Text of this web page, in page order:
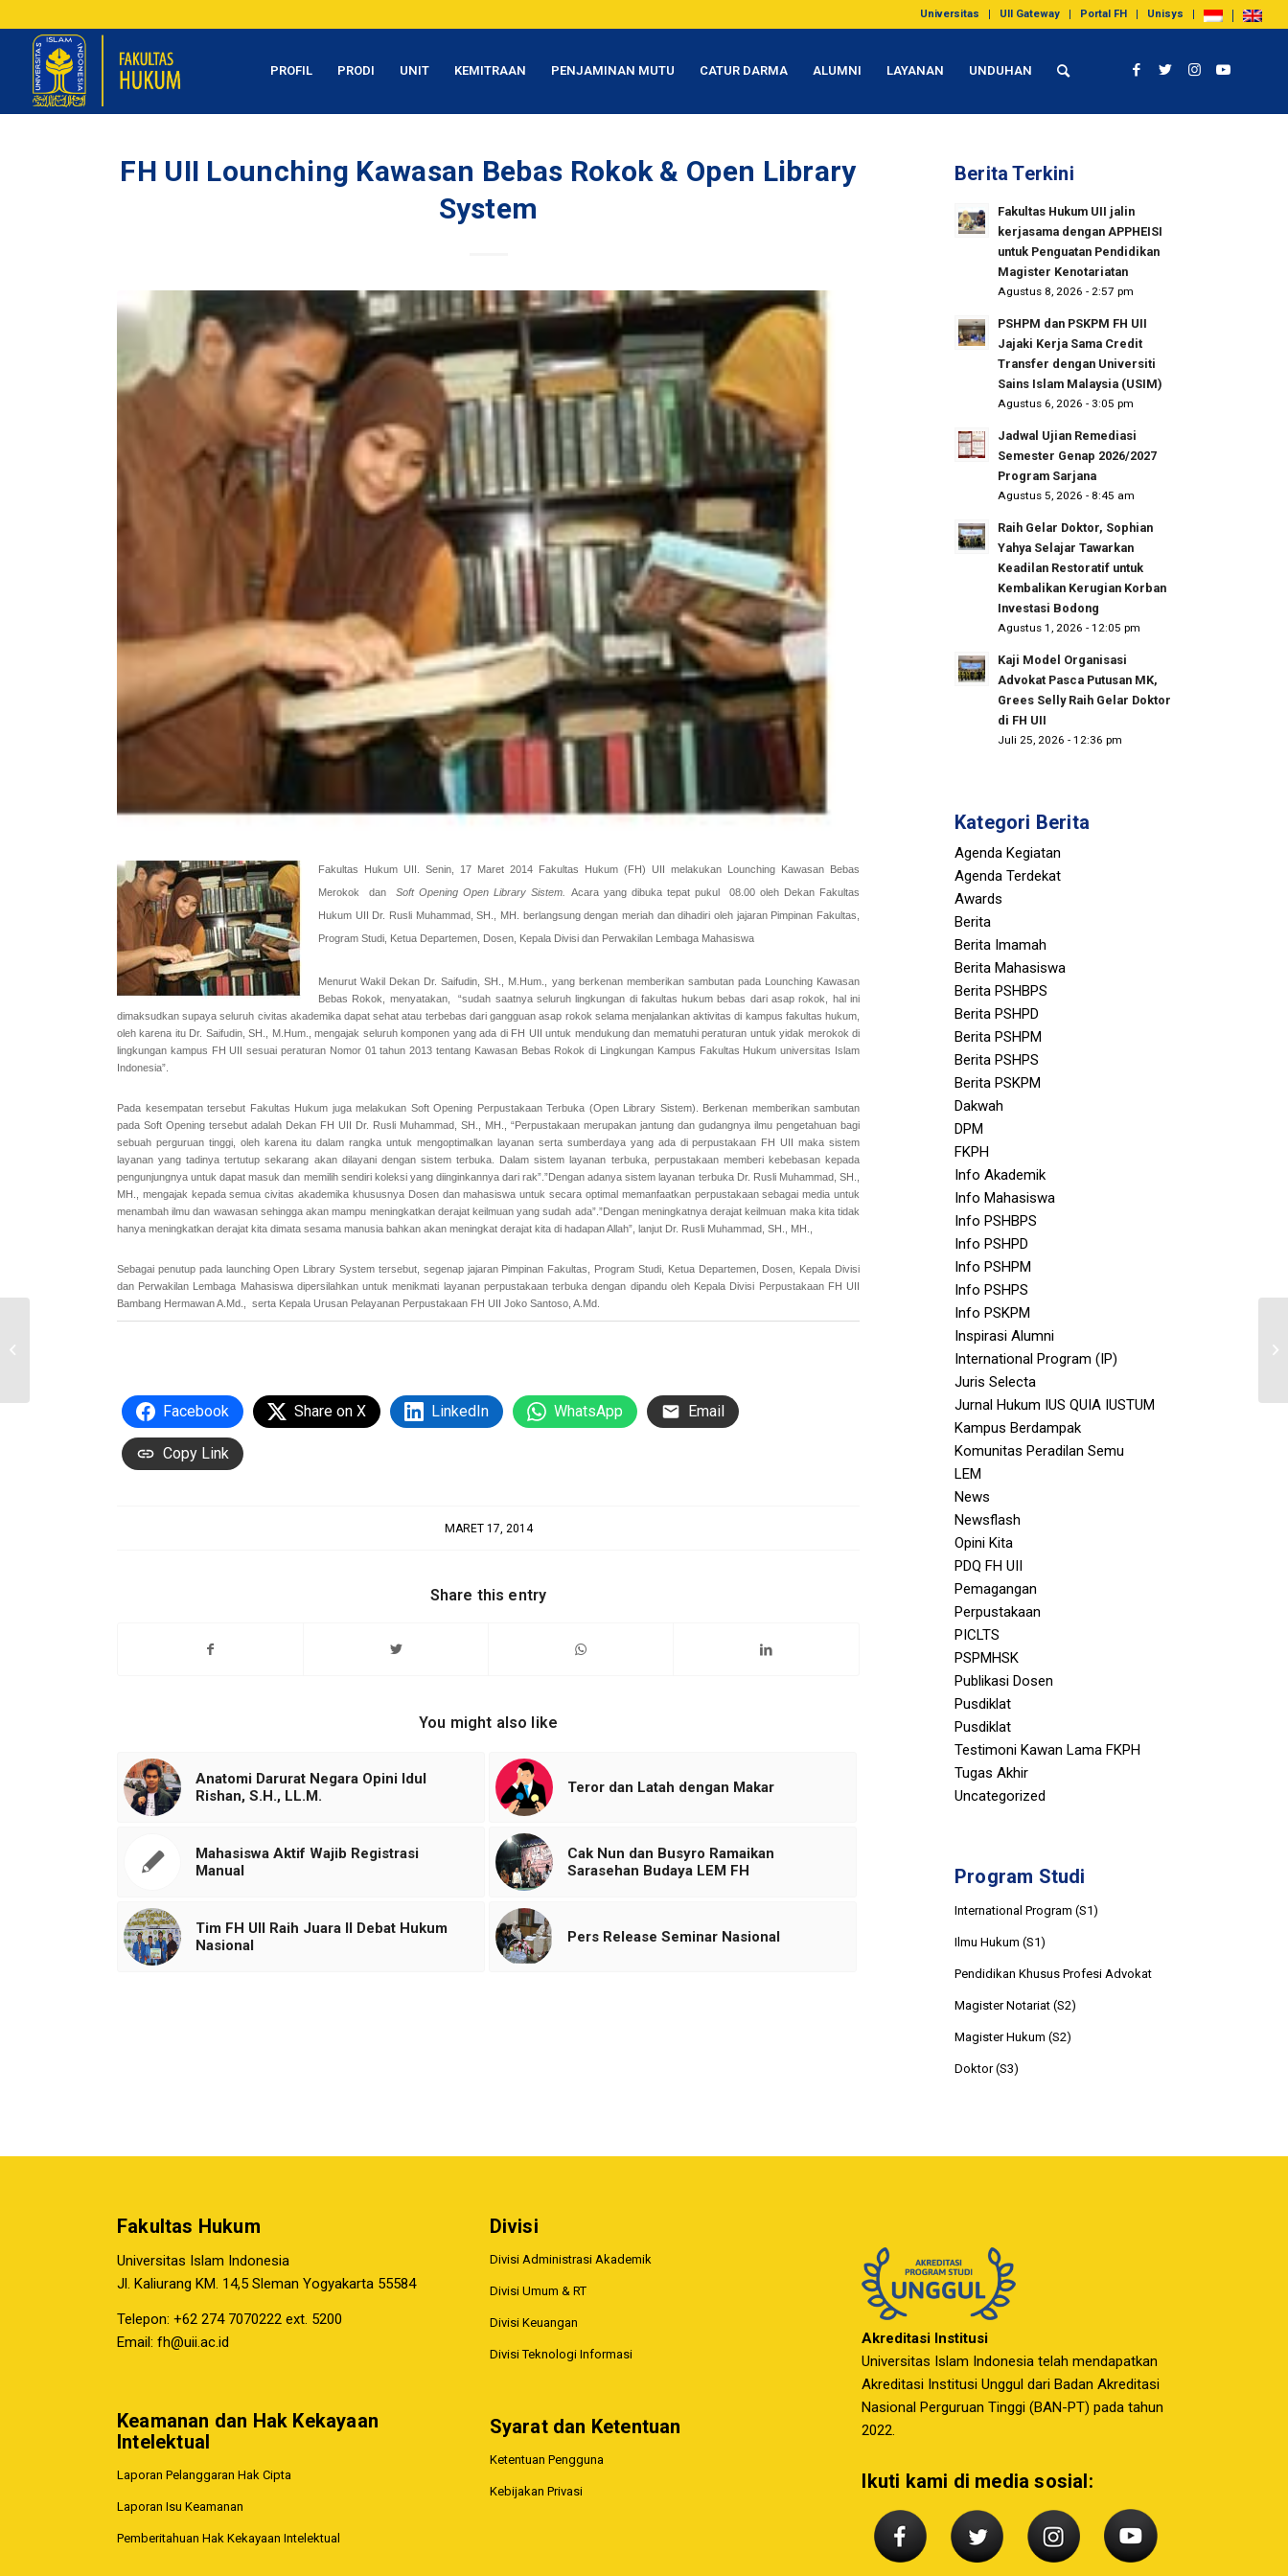
Universitas UII Gateway Portal FH Unisys
PROFIL PRODI UNIT KEMITRAAN PENJAMINAN MUTU CATUR DARMA ALUMNI LAYANAN UNDUHAN
FH UII Lounching Kawasan Bebas Rokok & Open Library
System
Fakultas Hukum UII. Senin, 17 Maret 2014 Fakultas Hukum (FH) UII melakukan Lounching Kawasan Bebas
Merokok danSoft Opening Open Library Sistem. Acara yang dibuka tepat pukul 08.00 oleh Dekan Fakultas
Hukum UII Dr. Rusli Muhammad, SH., MH. berlangsung dengan meriah dan dihadiri oleh jajaran Pimpinan Fakultas,
Program Studi, Ketua Departemen, Dosen, Kepala Divisi dan Perwakilan Lembaga Mahasiswa
Menurut Wakil Dekan Dr. Saifudin, SH., M.Hum., yang berkenan memberikan sambutan pada Lounching Kawasan
Bebas Rokok, menyatakan, “sudah saatnya seluruh lingkungan di fakultas hukum bebas dari asap rokok, hal ini
dimaksudkan supaya seluruh civitas akademika dapat sehat atau terbebas dari gangguan asap rokok selama menjalankan aktivitas di kampus fakultas hukum,
oleh karena itu Dr. Saifudin, SH., M.Hum., mengajak seluruh komponen yang ada di FH UII untuk mendukung dan mematuhi peraturan untuk yidak merokok di
lingkungan kampus FH UII sesuai peraturan Nomor 01 tahun 2013 tentang Kawasan Bebas Rokok di Lingkungan Kampus Fakultas Hukum universitas Islam
Indonesia”.
Pada kesempatan tersebut Fakultas Hukum juga melakukan Soft Opening Perpustakaan Terbuka (Open Library Sistem). Berkenan memberikan sambutan
pada Soft Opening tersebut adalah Dekan FH UII Dr. Rusli Muhammad, SH., MH., “Perpustakaan merupakan jantung dan gudangnya ilmu pengetahuan bagi
sebuah perguruan tinggi, oleh karena itu dalam rangka untuk mengoptimalkan layanan serta sumberdaya yang ada di perpustakaan FH UII maka sistem
layanan yang tadinya tertutup sekarang akan dilayani dengan sistem terbuka. Dalam sistem layanan terbuka, perpustakaan memberi kebebasan kepada
pengunjungnya untuk dapat masuk dan memilih sendiri koleksi yang diinginkannya dari rak”.”Dengan adanya sistem layanan terbuka Dr. Rusli Muhammad, SH.,
MH., mengajak kepada semua civitas akademika khususnya Dosen dan mahasiswa untuk secara optimal memanfaatkan perpustakaan sebagai media untuk
menambah ilmu dan wawasan sehingga akan mampu meningkatkan derajat keilmuan yang sudah ada”.”Dengan meningkatnya derajat keilmuan maka kita tidak
hanya meningkatkan derajat kita dimata sesama manusia bahkan akan meningkat derajat kita di hadapan Allah”, lanjut Dr. Rusli Muhammad, SH., MH.,
Sebagai penutup pada launching Open Library System tersebut, segenap jajaran Pimpinan Fakultas, Program Studi, Ketua Departemen, Dosen, Kepala Divisi
dan Perwakilan Lembaga Mahasiswa dipersilahkan untuk menikmati layanan perpustakaan terbuka dengan dipandu oleh Kepala Divisi Perpustakaan FH UII
Bambang Hermawan A.Md., serta Kepala Urusan Pelayanan Perpustakaan FH UII Joko Santoso, A.Md.
Facebook Share on X LinkedIn WhatsApp Email
Copy Link
MARET 17, 2014
Share this entry
You might also like
Anatomi Darurat Negara Opini Idul
Rishan, S.H., LL.M.
Teror dan Latah dengan Makar
Mahasiswa Aktif Wajib Registrasi
Manual
Cak Nun dan Busyro Ramaikan
Sarasehan Budaya LEM FH
Tim FH UII Raih Juara II Debat Hukum
Nasional
Pers Release Seminar Nasional
Berita Terkini
Fakultas Hukum UII jalin
kerjasama dengan APPHEISI
untuk Penguatan Pendidikan
Magister Kenotariatan
Agustus 8, 2026 - 2:57 pm
PSHPM dan PSKPM FH UII
Jajaki Kerja Sama Credit
Transfer dengan Universiti
Sains Islam Malaysia (USIM)
Agustus 6, 2026 - 3:05 pm
Jadwal Ujian Remediasi
Semester Genap 2026/2027
Program Sarjana
Agustus 5, 2026 - 8:45 am
Raih Gelar Doktor, Sophian
Yahya Selajar Tawarkan
Keadilan Restoratif untuk
Kembalikan Kerugian Korban
Investasi Bodong
Agustus 1, 2026 - 12:05 pm
Kaji Model Organisasi
Advokat Pasca Putusan MK,
Grees Selly Raih Gelar Doktor
di FH UII
Juli 25, 2026 - 12:36 pm
Kategori Berita
Agenda Kegiatan
Agenda Terdekat
Awards
Berita
Berita Imamah
Berita Mahasiswa
Berita PSHBPS
Berita PSHPD
Berita PSHPM
Berita PSHPS
Berita PSKPM
Dakwah
DPM
FKPH
Info Akademik
Info Mahasiswa
Info PSHBPS
Info PSHPD
Info PSHPM
Info PSHPS
Info PSKPM
Inspirasi Alumni
International Program (IP)
Juris Selecta
Jurnal Hukum IUS QUIA IUSTUM
Kampus Berdampak
Komunitas Peradilan Semu
LEM
News
Newsflash
Opini Kita
PDQ FH UII
Pemagangan
Perpustakaan
PICLTS
PSPMHSK
Publikasi Dosen
Pusdiklat
Pusdiklat
Testimoni Kawan Lama FKPH
Tugas Akhir
Uncategorized
Program Studi
International Program (S1)
Ilmu Hukum (S1)
Pendidikan Khusus Profesi Advokat
Magister Notariat (S2)
Magister Hukum (S2)
Doktor (S3)
Fakultas Hukum
Universitas Islam Indonesia
Jl. Kaliurang KM. 14,5 Sleman Yogyakarta 55584
Telepon: +62 274 7070222 ext. 5200
Email: fh@uii.ac.id
Keamanan dan Hak Kekayaan
Intelektual
Laporan Pelanggaran Hak Cipta
Laporan Isu Keamanan
Pemberitahuan Hak Kekayaan Intelektual
Divisi
Divisi Administrasi Akademik
Divisi Umum & RT
Divisi Keuangan
Divisi Teknologi Informasi
Syarat dan Ketentuan
Ketentuan Pengguna
Kebijakan Privasi
Akreditasi Institusi
Universitas Islam Indonesia telah mendapatkan
Akreditasi Institusi Unggul dari Badan Akreditasi
Nasional Perguruan Tinggi (BAN-PT) pada tahun
2022.
Ikuti kami di media sosial:
Sosok Berprestasi